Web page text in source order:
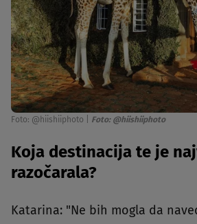
Foto: @hiishiiphoto Foto: @hiishiiphoto
Koja destinacija te je
razočarala?
Katarina: "Ne bih mogla da